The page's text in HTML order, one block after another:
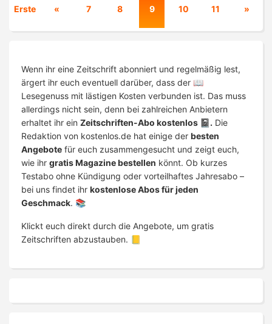
Erste « 7 8 9 10 11 »
Wenn ihr eine Zeitschrift abonniert und regelmäßig lest,
ärgert ihr euch eventuell darüber, dass der 📖
Lesegenuss mit lästigen Kosten verbunden ist. Das muss
allerdings nicht sein, denn bei zahlreichen Anbietern
erhaltet ihr ein Zeitschriften-Abo kostenlos 📓. Die
Redaktion von kostenlos.de hat einige der besten
Angebote für euch zusammengesucht und zeigt euch,
wie ihr gratis Magazine bestellen könnt. Ob kurzes
Testabo ohne Kündigung oder vorteilhaftes Jahresabo –
bei uns findet ihr kostenlose Abos für jeden
Geschmack. 📚
Klickt euch direkt durch die Angebote, um gratis
Zeitschriften abzustauben. 📒